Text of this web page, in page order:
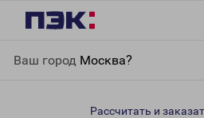
Ваш город Москва?
н)
Рассчитать и